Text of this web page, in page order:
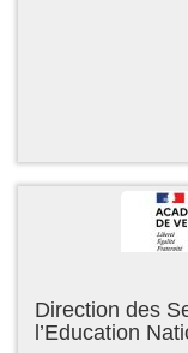
Direction des
l’Education